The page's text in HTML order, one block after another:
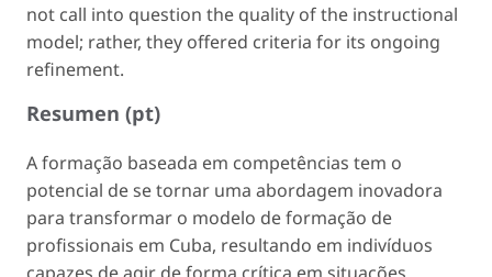
not call into question the quality of the instructional
model; rather, they offered criteria for its ongoing
refinement.
Resumen (pt)
A formação baseada em competências tem o
potencial de se tornar uma abordagem inovadora
para transformar o modelo de formação de
profissionais em Cuba, resultando em indivíduos